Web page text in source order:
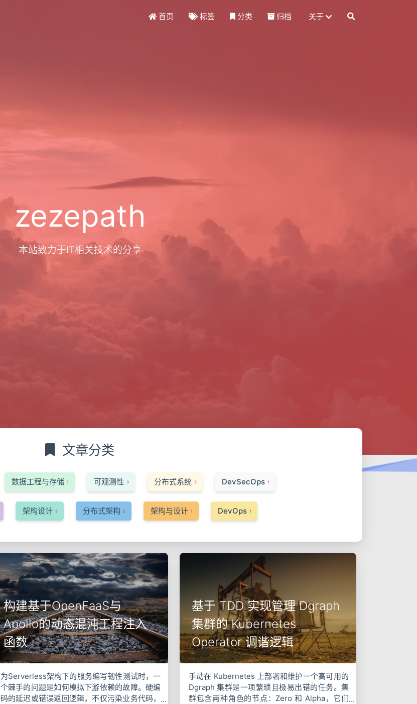
首页 标签 分类 归档 关于
zezepath
本站致力于IT相关技术的分享
文章分类
数据工程与存储 1 可观测性 3 分布式系统 3 DevSecOps 1
架构设计 3 分布式架构 2 架构与设计 1 DevOps 1
构建基于OpenFaaS与
Apollo的动态混沌工程注入
函数
为Serverless架构下的服务编写韧性测试时，一
个棘手的问题是如何模拟下游依赖的故障。硬编
码的延迟或错误返回逻辑，不仅污染业务代码，
基于 TDD 实现管理 Dgraph
集群的 Kubernetes
Operator 调谐逻辑
手动在 Kubernetes 上部署和维护一个高可用的
Dgraph 集群是一项繁琐且极易出错的任务。集
群包含两种角色的节点：Zero 和 Alpha，它们